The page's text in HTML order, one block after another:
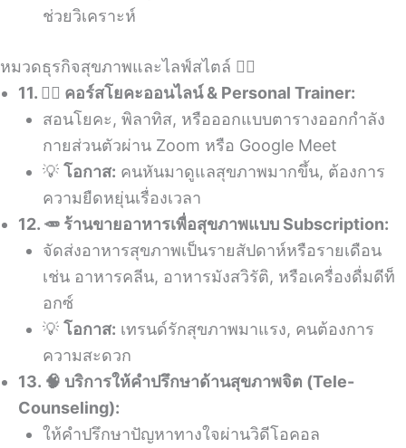
ช่วยวิเคราะห์
หมวดธุรกิจสุขภาพและไลฟ์สไตล์ 🧘‍♀️
11. 🧘‍♀️ คอร์สโยคะออนไลน์ & Personal Trainer:
สอนโยคะ, พิลาทิส, หรือออกแบบตารางออกกำลัง
กายส่วนตัวผ่าน Zoom หรือ Google Meet
💡 โอกาส: คนหันมาดูแลสุขภาพมากขึ้น, ต้องการ
ความยืดหยุ่นเรื่องเวลา
12. 🥕 ร้านขายอาหารเพื่อสุขภาพแบบ Subscription:
จัดส่งอาหารสุขภาพเป็นรายสัปดาห์หรือรายเดือน
เช่น อาหารคลีน, อาหารมังสวิรัติ, หรือเครื่องดื่มดีท็
อกซ์
💡 โอกาส: เทรนด์รักสุขภาพมาแรง, คนต้องการ
ความสะดวก
13. 🧠 บริการให้คำปรึกษาด้านสุขภาพจิต (Tele-
Counseling):
ให้คำปรึกษาปัญหาทางใจผ่านวิดีโอคอล